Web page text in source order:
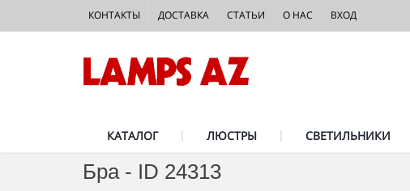
КОНТАКТЫ ДОСТАВКА СТАТЬИ О НАС ВХОД
КАТАЛОГ ЛЮСТРЫ СВЕТИЛЬНИКИ
Бра - ID 24313